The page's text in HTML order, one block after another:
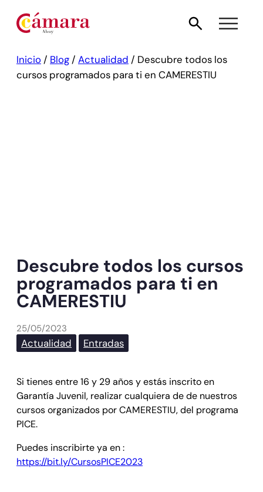
Inicio / Blog / Actualidad / Descubre todos los
cursos programados para ti en CAMERESTIU
Descubre todos los cursos
programados para ti en
CAMERESTIU
25/05/2023
Actualidad Entradas
Si tienes entre 16 y 29 años y estás inscrito en
Garantía Juvenil, realizar cualquiera de de nuestros
cursos organizados por CAMERESTIU, del programa
PICE.
Puedes inscribirte ya en :
https://bit.ly/CursosPICE2023